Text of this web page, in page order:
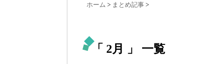
ホーム > まとめ記事 >
「 2月 」 一覧